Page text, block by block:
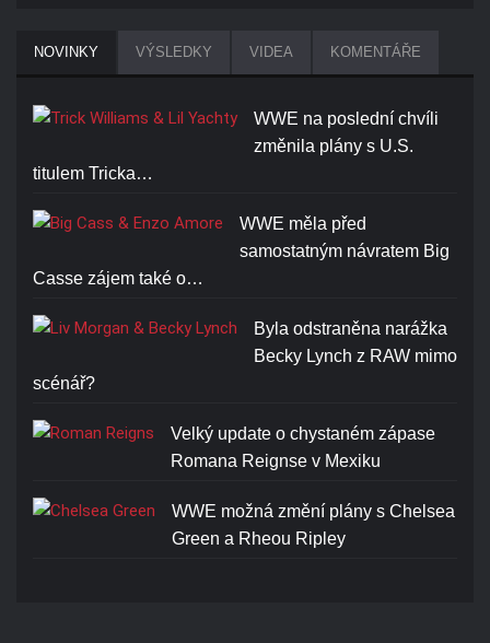
NOVINKY VÝSLEDKY VIDEA KOMENTÁŘE
WWE na poslední chvíli
změnila plány s U.S.
titulem Tricka…
WWE měla před
samostatným návratem Big
Casse zájem také o…
Byla odstraněna narážka
Becky Lynch z RAW mimo
scénář?
Velký update o chystaném zápase
Romana Reignse v Mexiku
WWE možná změní plány s Chelsea
Green a Rheou Ripley